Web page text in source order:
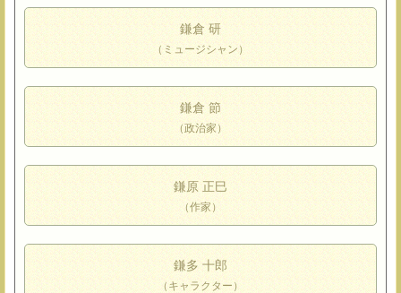
鎌倉 研
（ミュージシャン）
鎌倉 節
（政治家）
鎌原 正巳
（作家）
鎌多 十郎
（キャラクター）